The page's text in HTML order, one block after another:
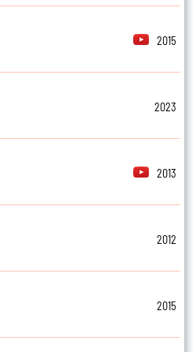
2015
2023
2013
2012
2015